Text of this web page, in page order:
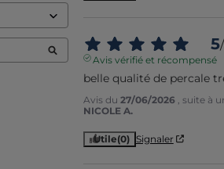
5/
Avis vérifié et récompensé
belle qualité de percale
Avis du 27/06/2026
, suite à
NICOLE A.
Utile(0) Signaler